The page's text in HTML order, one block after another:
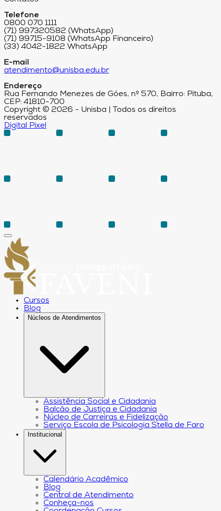
Telefone
0800 070 1111
(71) 997320582 (WhatsApp)
(71) 99715-9108 (WhatsApp Financeiro)
(33) 4042-1822 WhatsApp
E-mail
atendimento@unisba.edu.br
Endereço
Rua Fernando Menezes de Góes, nº 570, Bairro: Pituba,
CEP: 41810-700
Copyright © 2026 - Unisba | Todos os direitos
reservados
Digital Pixel
Cursos
Blog
Núcleos de Atendimentos
Assistência Social e Cidadania
Balcão de Justiça e Cidadania
Núcleo de Carreiras e Fidelização
Serviço Escola de Psicologia Stella de Faro
Institucional
Calendário Acadêmico
Blog
Central de Atendimento
Conheça-nos